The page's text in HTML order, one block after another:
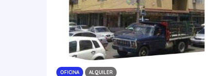
OFICINA ALQUILER